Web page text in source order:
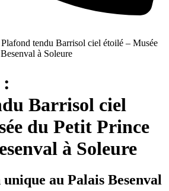
Plafond tendu Barrisol ciel étoilé – Musée
à Soleure
Barrisol ciel
du Petit Prince
à Soleure
au Palais Besenval